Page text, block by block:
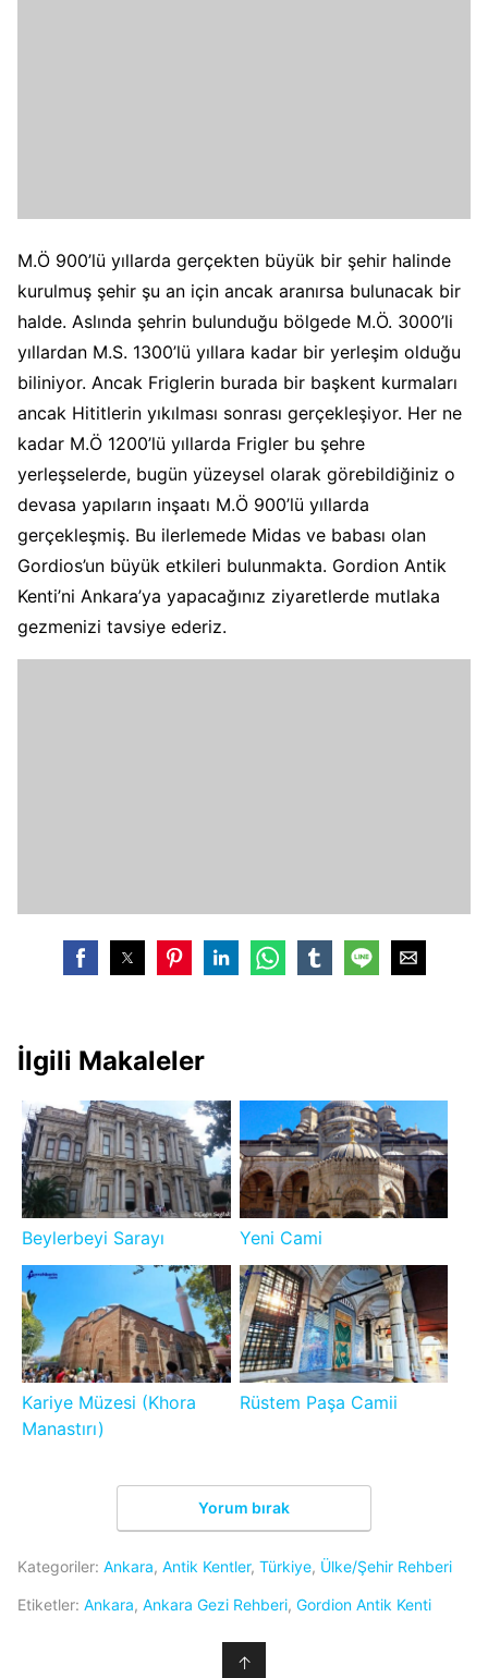
M.Ö 900’lü yıllarda gerçekten büyük bir şehir halinde
kurulmuş şehir şu an için ancak aranırsa bulunacak bir
halde. Aslında şehrin bulunduğu bölgede M.Ö. 3000’li
yıllardan M.S. 1300’lü yıllara kadar bir yerleşim olduğu
biliniyor. Ancak Friglerin burada bir başkent kurmaları
ancak Hititlerin yıkılması sonrası gerçekleşiyor. Her ne
kadar M.Ö 1200’lü yıllarda Frigler bu şehre
yerleşselerde, bugün yüzeysel olarak görebildiğiniz o
devasa yapıların inşaatı M.Ö 900’lü yıllarda
gerçekleşmiş. Bu ilerlemede Midas ve babası olan
Gordios’un büyük etkileri bulunmakta. Gordion Antik
Kenti’ni Ankara’ya yapacağınız ziyaretlerde mutlaka
gezmenizi tavsiye ederiz.
İlgili Makaleler
Beylerbeyi Sarayı Yeni Cami
Kariye Müzesi (Khora
Manastırı)
Rüstem Paşa Camii
Yorum bırak
Kategoriler: Ankara, Antik Kentler, Türkiye, Ülke/Şehir Rehberi
Etiketler: Ankara, Ankara Gezi Rehberi, Gordion Antik Kenti
↑